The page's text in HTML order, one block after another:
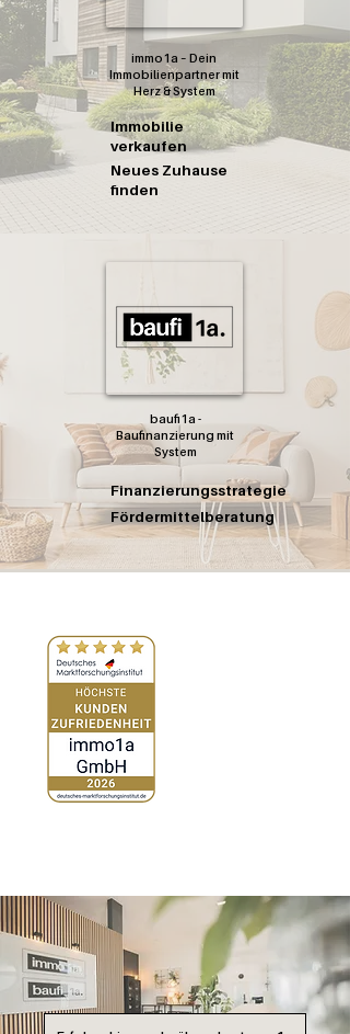
immo1a – Dein
Immobilienpartner mit
Herz & System
Immobilie
verkaufen
Neues Zuhause
finden
baufi1a -
Baufinanzierung mit
System
Finanzierungsstrategie
Fördermittelberatung